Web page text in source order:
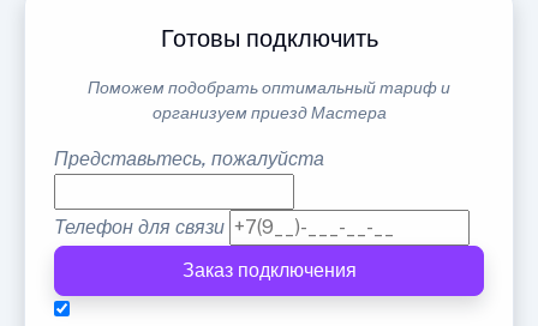
Готовы подключить
Поможем подобрать оптимальный тариф и
организуем приезд Мастера
Представьтесь, пожалуйста
Телефон для связи
Заказ подключения